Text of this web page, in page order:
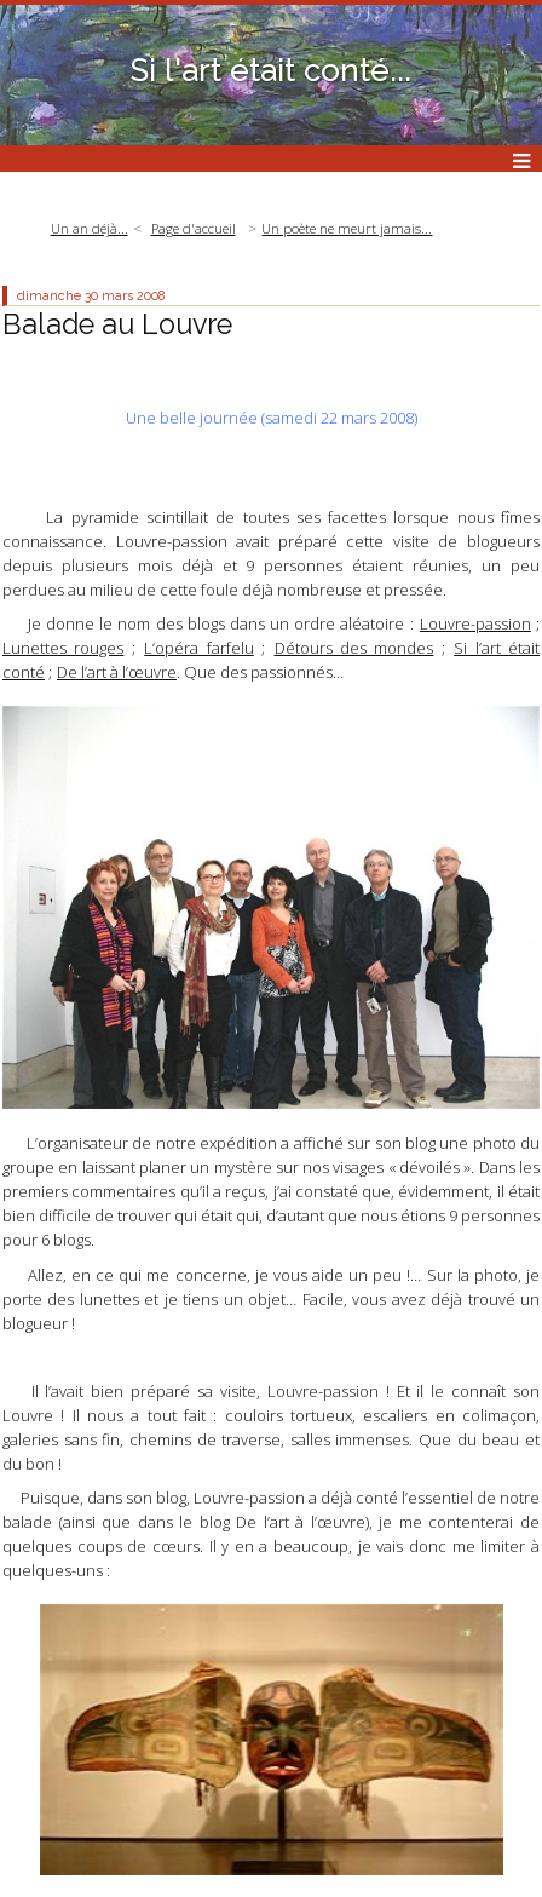
Si l'art était conté...
Un an déjà... Page d'accueil Un poète ne meurt jamais...
dimanche 30 mars 2008
Balade au Louvre
Une belle journée (samedi 22 mars 2008)
La pyramide scintillait de toutes ses facettes lorsque nous fîmes
connaissance. Louvre-passion avait préparé cette visite de blogueurs
depuis plusieurs mois déjà et 9 personnes étaient réunies, un peu
perdues au milieu de cette foule déjà nombreuse et pressée.
Je donne le nom des blogs dans un ordre aléatoire : Louvre-passion ;
Lunettes rouges ; L’opéra farfelu ; Détours des mondes ; Si l’art était
conté ; De l’art à l’œuvre. Que des passionnés…
L’organisateur de notre expédition a affiché sur son blog une photo du
groupe en laissant planer un mystère sur nos visages « dévoilés ». Dans les
premiers commentaires qu’il a reçus, j’ai constaté que, évidemment, il était
bien difficile de trouver qui était qui, d’autant que nous étions 9 personnes
pour 6 blogs.
Allez, en ce qui me concerne, je vous aide un peu !… Sur la photo, je
porte des lunettes et je tiens un objet… Facile, vous avez déjà trouvé un
blogueur !
Il l’avait bien préparé sa visite, Louvre-passion ! Et il le connaît son
Louvre ! Il nous a tout fait : couloirs tortueux, escaliers en colimaçon,
galeries sans fin, chemins de traverse, salles immenses. Que du beau et
du bon !
Puisque, dans son blog, Louvre-passion a déjà conté l’essentiel de notre
balade (ainsi que dans le blog De l’art à l’œuvre), je me contenterai de
quelques coups de cœurs. Il y en a beaucoup, je vais donc me limiter à
quelques-uns :